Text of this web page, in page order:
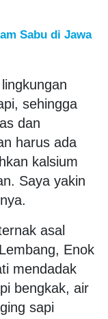
Sabu di Jawa
sehingga
dan
harus ada
kalsium
Saya yakin
asal
Enok
mendadak
bengkak, air
sapi